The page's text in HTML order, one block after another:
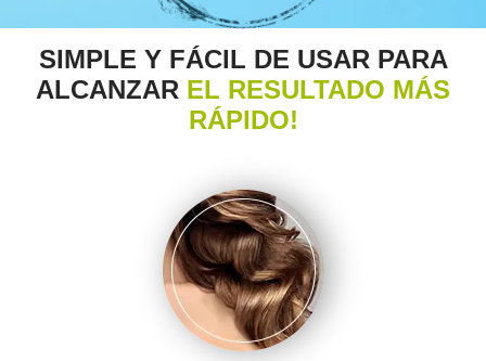
SIMPLE Y FÁCIL DE USAR PARA
ALCANZAR EL RESULTADO MÁS
RÁPIDO!